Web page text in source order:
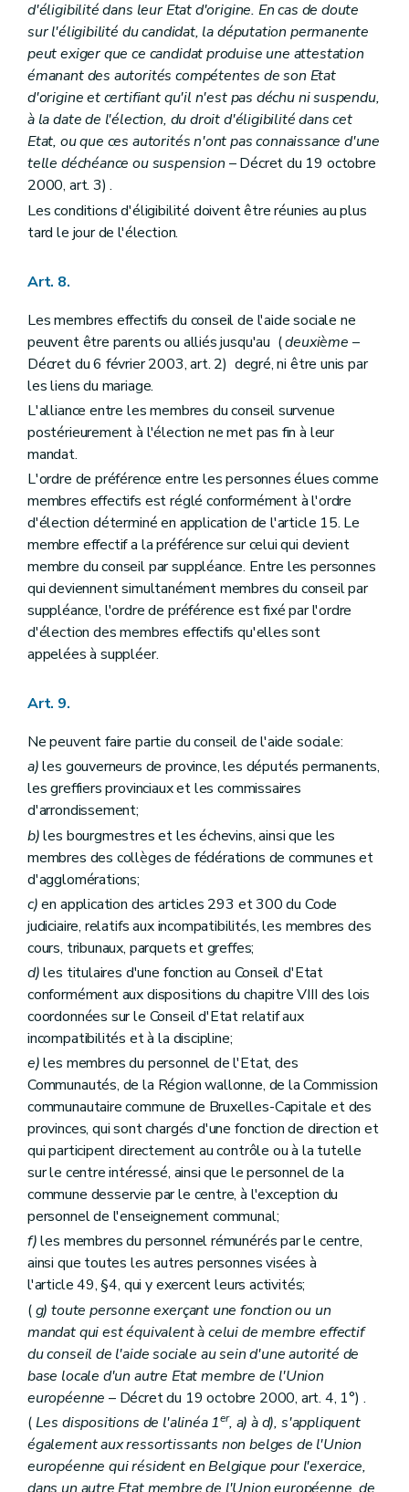
Chapitre XI Du conseil supérieur de l'aide sociale et du service d'étude
Art. 116
Art. 117
Chapitre XII Des associations
Art. 118
Art. 119
Art. 120
Art. 121
Art. 121bis
Art. 122
Art. 123
Art. 125
Art. 126
Art. 129
Art. 131
Art. 132
Art. 133
Art. 134
Art. 135
Chapitre XIII Des dispositions transitoires, modificatives et abrogatoires
Art. 136
Art. 137
Art. 138
Art. 139
Art. 140
Art. 141
Art. 142
Art. 143
Art. 144
Art. 145
Art. 146
Art. 147
Art. 148
Art. 149
Art. 150
d'éligibilité dans leur Etat d'origine. En cas de doute
sur l'éligibilité du candidat, la députation permanente
peut exiger que ce candidat produise une attestation
émanant des autorités compétentes de son Etat
d'origine et certifiant qu'il n'est pas déchu ni suspendu,
à la date de l'élection, du droit d'éligibilité dans cet
Etat, ou que ces autorités n'ont pas connaissance d'une
telle déchéance ou suspension – Décret du 19 octobre
2000, art. 3) .
Les conditions d'éligibilité doivent être réunies au plus
tard le jour de l'élection.
Art. 8.
Les membres effectifs du conseil de l'aide sociale ne
peuvent être parents ou alliés jusqu'au (deuxième –
Décret du 6 février 2003, art. 2) degré, ni être unis par
les liens du mariage.
L'alliance entre les membres du conseil survenue
postérieurement à l'élection ne met pas fin à leur
mandat.
L'ordre de préférence entre les personnes élues comme
membres effectifs est réglé conformément à l'ordre
d'élection déterminé en application de l'article 15. Le
membre effectif a la préférence sur celui qui devient
membre du conseil par suppléance. Entre les personnes
qui deviennent simultanément membres du conseil par
suppléance, l'ordre de préférence est fixé par l'ordre
d'élection des membres effectifs qu'elles sont
appelées à suppléer.
Art. 9.
Ne peuvent faire partie du conseil de l'aide sociale:
a)les gouverneurs de province, les députés permanents,
les greffiers provinciaux et les commissaires
d'arrondissement;
b)les bourgmestres et les échevins, ainsi que les
membres des collèges de fédérations de communes et
d'agglomérations;
c)en application des articles 293 et 300 du Code
judiciaire, relatifs aux incompatibilités, les membres des
cours, tribunaux, parquets et greffes;
d)les titulaires d'une fonction au Conseil d'Etat
conformément aux dispositions du chapitre VIII des lois
coordonnées sur le Conseil d'Etat relatif aux
incompatibilités et à la discipline;
e)les membres du personnel de l'Etat, des
Communautés, de la Région wallonne, de la Commission
communautaire commune de Bruxelles-Capitale et des
provinces, qui sont chargés d'une fonction de direction et
qui participent directement au contrôle ou à la tutelle
sur le centre intéressé, ainsi que le personnel de la
commune desservie par le centre, à l'exception du
personnel de l'enseignement communal;
f)les membres du personnel rémunérés par le centre,
ainsi que toutes les autres personnes visées à
l'article 49, §4, qui y exercent leurs activités;
(g) toute personne exerçant une fonction ou un
mandat qui est équivalent à celui de membre effectif
du conseil de l'aide sociale au sein d'une autorité de
base locale d'un autre Etat membre de l'Union
européenne – Décret du 19 octobre 2000, art. 4, 1°) .
(Les dispositions de l'alinéa 1er, a) à d), s'appliquent
également aux ressortissants non belges de l'Union
européenne qui résident en Belgique pour l'exercice,